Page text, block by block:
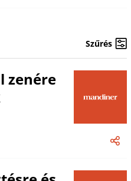
Szűrés
zenére